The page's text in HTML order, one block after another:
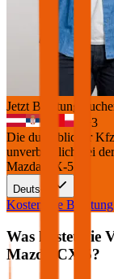
Jetzt Beratung
+3
Die durchblicker
unverbindlich bei
Mazda CX-5
Deutsch
Kostenlose
Was kostet die
Mazda
CX-5?